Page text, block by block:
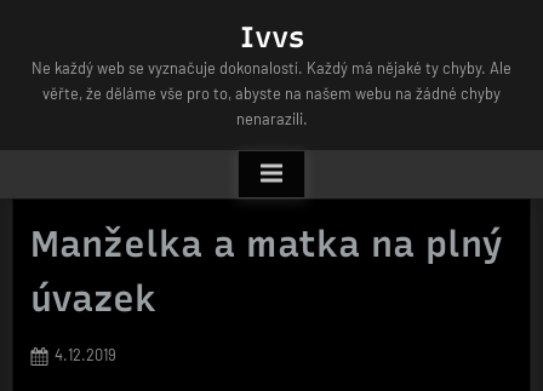
content
Ivvs
Ne každý web se vyznačuje dokonalostí. Každý má nějaké ty chyby. Ale
věřte, že děláme vše pro to, abyste na našem webu na žádné chyby
nenarazili.
Manželka a matka na plný
úvazek
Posted
4.12.2019